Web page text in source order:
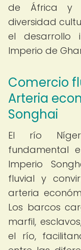
de África y
diversidad
el desarrollo
Imperio de
Comercio
Arteria
Songhai
El río
fundamental
Imperio
fluvial y
arteria
Los barcos
marfil,
el río,